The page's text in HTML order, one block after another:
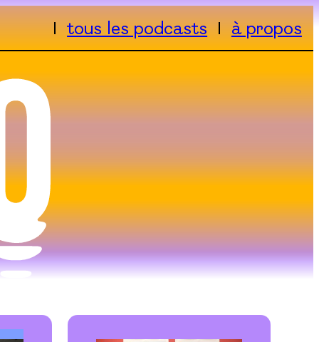
tous les podcasts à propos